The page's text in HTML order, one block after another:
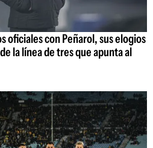
oficiales con Peñarol, sus elogios
la línea de tres que apunta al